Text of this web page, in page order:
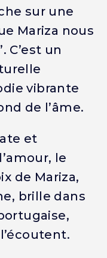
sur une
Mariza nous
C’est un
vibrante
de l’âme.
et
le
de Mariza,
brille dans